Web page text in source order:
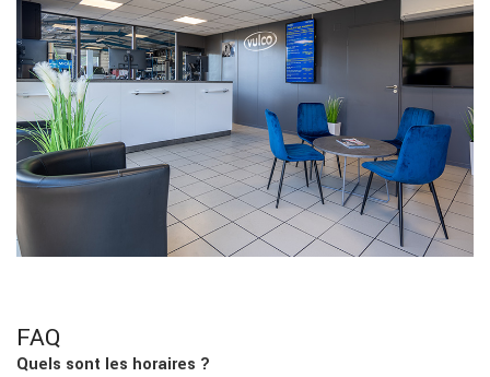
FAQ
Quels sont les horaires ?